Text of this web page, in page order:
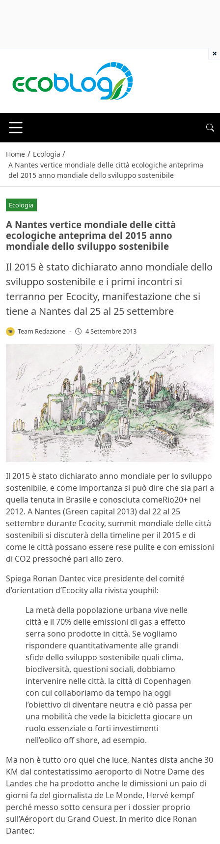
Home / Ecologia /
A Nantes vertice mondiale delle città ecologiche anteprima
del 2015 anno mondiale dello sviluppo sostenibile
Ecologia
A Nantes vertice mondiale delle città
ecologiche anteprima del 2015 anno
mondiale dello sviluppo sostenibile
Il 2015 è stato dichiarato anno mondiale dello
sviluppo sostenibile e i primi incontri si
terranno per Ecocity, manifestazione che si
tiene a Nantes dal 25 al 25 settembre
Team Redazione - 4 Settembre 2013
Il 2015 è stato dichiarato anno mondiale per lo sviluppo
sostenibile, e come importanza si può dire che sia pari a
quella tenuta in Brasile e conosciuta comeRio20+ nel
2012. A Nantes (Green capital 2013) dal 22 al 25
settembre durante Ecocity, summit mondiale delle città
sostenibili si discuterà della timeline per il 2015 e di
come le città possano essere rese pulite e con emissioni
di CO2 pressoché pari allo zero.
Spiega Ronan Dantec vice presidente del comité
d’orientation d’Ecocity alla rivista youphil:
La metà della popolazione urbana vive nelle
città e il 70% delle emissioni di gas a effetto
serra sono prodotte in città. Se vogliamo
rispondere quantitativamente alle grandi
sfide dello sviluppo sostenibile quali clima,
biodiversità, questioni sociali, dobbiamo
intervenire nelle città. la città di Copenhagen
con cui collaboriamo da tempo ha oggi
l’obiettivo di diventare neutra e ciò passa per
una mobilità che vede la bicicletta giocare un
ruolo essenziale o forti investimenti
nell’eolico off shore, ad esempio.
Ma non è tutto oro quel che luce, Nantes dista anche 30
KM dal contestatissimo aeroporto di Notre Dame des
Landes che ha prodotto anche le dimissioni un paio di
giorni fa del giornalista de Le Monde, Hervé kempf
perché messo sotto censura per i dossier proprio
sull’Aéroport du Grand Ouest. In merito dice Ronan
Dantec:
×